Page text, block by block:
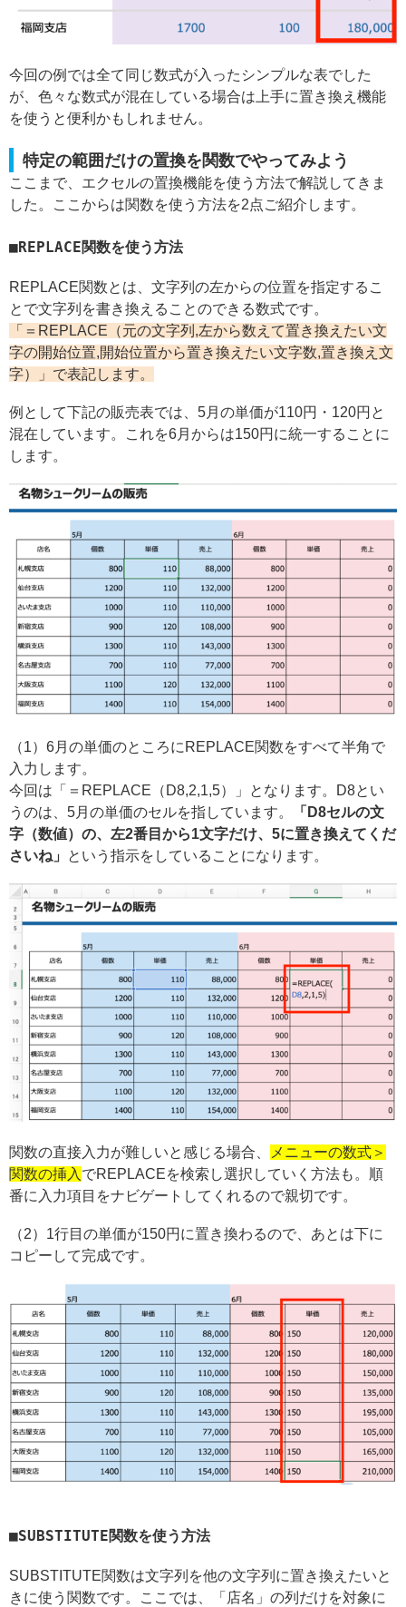
今回の例では全て同じ数式が入ったシンプルな表でした
が、色々な数式が混在している場合は上手に置き換え機能
を使うと便利かもしれません。
特定の範囲だけの置換を関数でやってみよう
ここまで、エクセルの置換機能を使う方法で解説してきま
した。ここからは関数を使う方法を2点ご紹介します。
REPLACE関数を使う方法
REPLACE関数とは、文字列の左からの位置を指定するこ
とで文字列を書き換えることのできる数式です。
「＝REPLACE（元の文字列,左から数えて置き換えたい文
字の開始位置,開始位置から置き換えたい文字数,置き換え文
字）」で表記します。
例として下記の販売表では、5月の単価が110円・120円と
混在しています。これを6月からは150円に統一することに
します。
（1）6月の単価のところにREPLACE関数をすべて半角で
入力します。
今回は「＝REPLACE（D8,2,1,5）」となります。D8とい
うのは、5月の単価のセルを指しています。
「D8セルの文
字（数値）の、左2番目から1文字だけ、5に置き換えてくだ
さいね」
という指示をしていることになります。
関数の直接入力が難しいと感じる場合、
メニューの数式＞
関数の挿入でREPLACEを検索し選択していく方法も。順
番に入力項目をナビゲートしてくれるので親切です。
（2）1行目の単価が150円に置き換わるので、あとは下に
コピーして完成です。
SUBSTITUTE関数を使う方法
SUBSTITUTE関数は文字列を他の文字列に置き換えたいと
きに使う関数です。ここでは、「店名」の列だけを対象に